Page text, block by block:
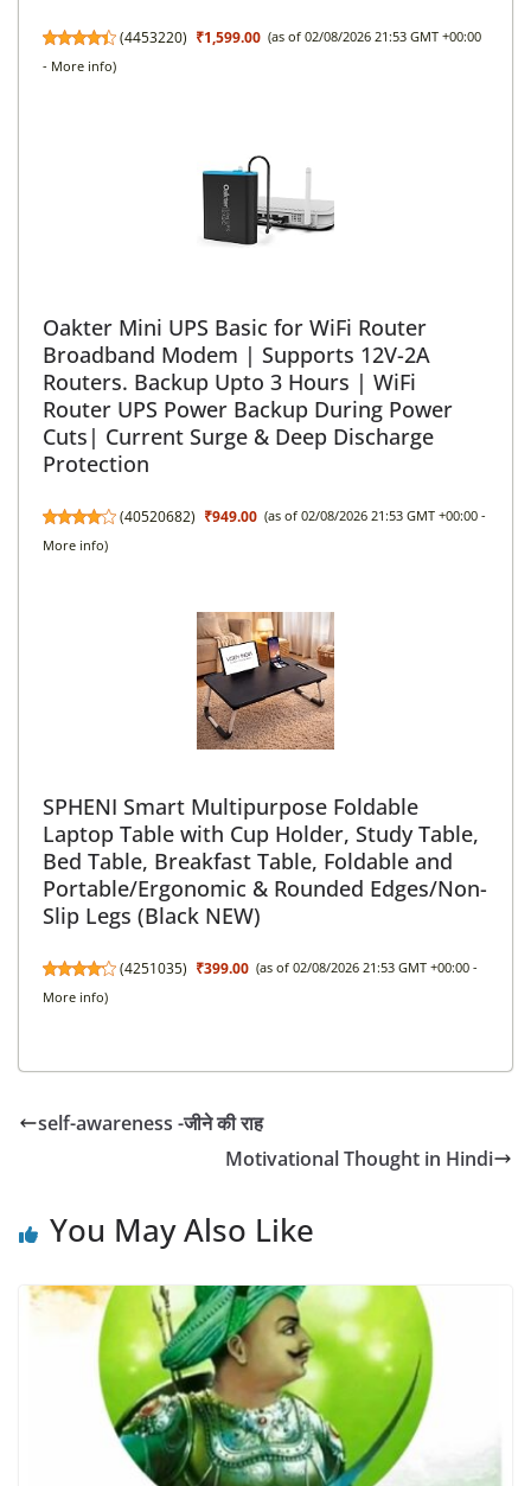
(4453220) ₹1,599.00 (as of 02/08/2026 21:53 GMT +00:00
- More info)
Oakter Mini UPS Basic for WiFi Router
Broadband Modem | Supports 12V-2A
Routers. Backup Upto 3 Hours | WiFi
Router UPS Power Backup During Power
Cuts| Current Surge & Deep Discharge
Protection
(40520682) ₹949.00 (as of 02/08/2026 21:53 GMT +00:00 -
More info)
SPHENI Smart Multipurpose Foldable
Laptop Table with Cup Holder, Study Table,
Bed Table, Breakfast Table, Foldable and
Portable/Ergonomic & Rounded Edges/Non-
Slip Legs (Black NEW)
(4251035) ₹399.00 (as of 02/08/2026 21:53 GMT +00:00 -
More info)
self-awareness -जीने की राह
Motivational Thought in Hindi
You May Also Like